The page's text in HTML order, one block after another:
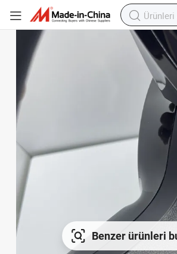
Benzer ürünleri